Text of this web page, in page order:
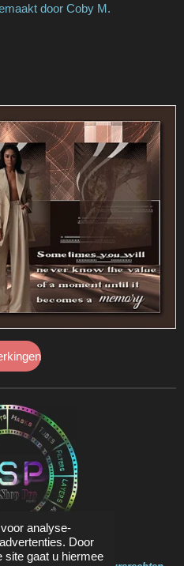
analyse-
Door
site gaat u hiermee
door Coby M.